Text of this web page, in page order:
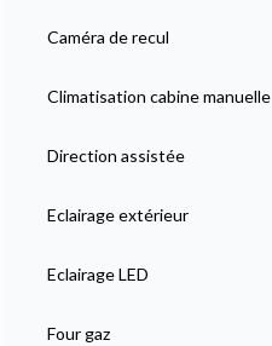
Caméra de recul
Climatisation cabine manuelle
Direction assistée
Eclairage extérieur
Eclairage LED
Four gaz